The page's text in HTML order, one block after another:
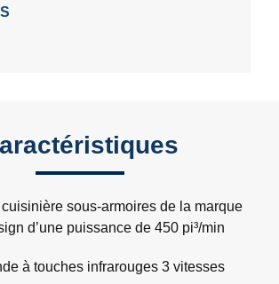
cuisinière sous-armoires de la marque
d’une puissance de 450 pi³/min
à touches infrarouges 3 vitesses